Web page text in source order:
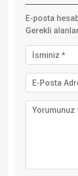
E-posta
Gerekli